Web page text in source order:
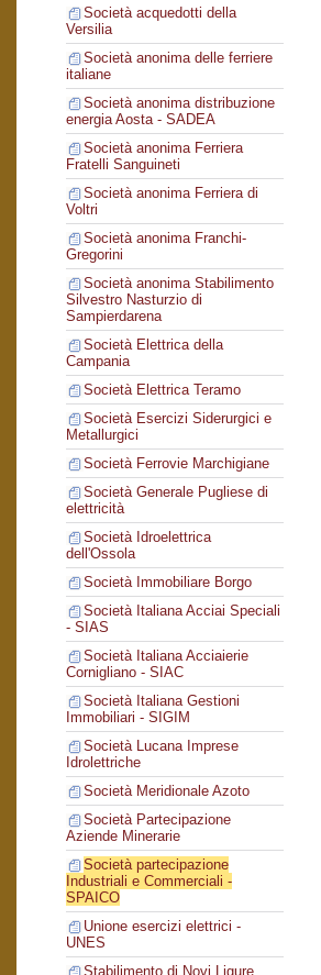
Società acquedotti della
Versilia
Società anonima delle ferriere
italiane
Società anonima distribuzione
energia Aosta - SADEA
Società anonima Ferriera
Fratelli Sanguineti
Società anonima Ferriera di
Voltri
Società anonima Franchi-
Gregorini
Società anonima Stabilimento
Silvestro Nasturzio di
Sampierdarena
Società Elettrica della
Campania
Società Elettrica Teramo
Società Esercizi Siderurgici e
Metallurgici
Società Ferrovie Marchigiane
Società Generale Pugliese di
elettricità
Società Idroelettrica
dell'Ossola
Società Immobiliare Borgo
Società Italiana Acciai Speciali
- SIAS
Società Italiana Acciaierie
Cornigliano - SIAC
Società Italiana Gestioni
Immobiliari - SIGIM
Società Lucana Imprese
Idrolettriche
Società Meridionale Azoto
Società Partecipazione
Aziende Minerarie
Società partecipazione
Industriali e Commerciali -
SPAICO
Unione esercizi elettrici -
UNES
Stabilimento di Novi Ligure